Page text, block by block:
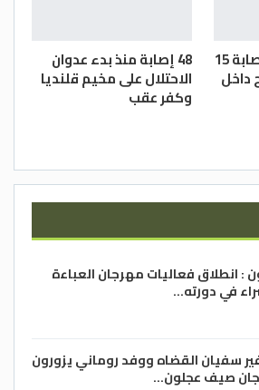
وقف إطلاق النار وتبادل
الأسرى الساري منذ 19 كانون الثاني/يناير
حرب الإبادة الجماعية على
بدعم أمريكي مطلق،
منذ الـ7 من تشرين الأول/أكتوبر 2023 إبادة
الفلسطيني المحاصر، خلفت
167 ألف شهيد وجريح من
معظمهم أطفال ونساء، وما
مقتل 7 أشخاص وإصابة 15
داخل
48 إصابة منذ بدء عدوان
الاحتلال على مخيم قلنديا
وكفر عقب
: انطلاق فعاليات مهرجان العباءة
في دورته…
سفيان القضاه ووفد روماني يزورون
صيف عجلون…